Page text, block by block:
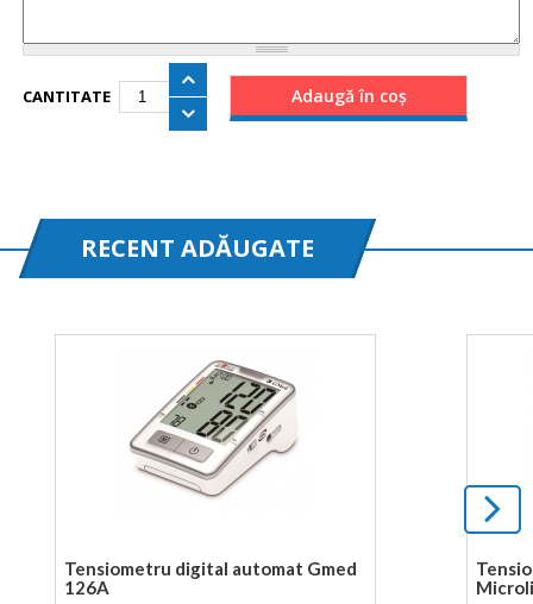
CANTITATE
RECENT ADĂUGATE
Tensiometru digital automat Gmed
126A